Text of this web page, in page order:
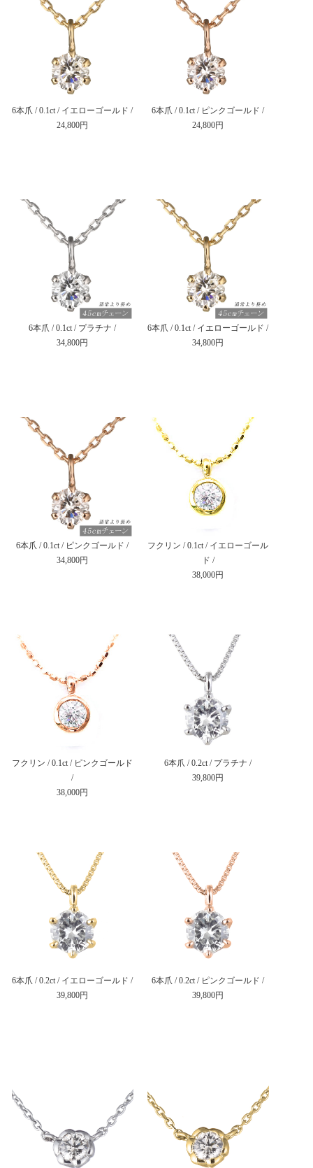
6本爪 / 0.1ct / イエローゴールド /
24,800円
6本爪 / 0.1ct / ピンクゴールド /
24,800円
6本爪 / 0.2ct / プラチナ /
39,800円
6本爪 / 0.2ct / イエローゴールド /
39,800円
6本爪 / 0.2ct / ピンクゴールド /
39,800円
フクリン / 0.1ct / イエローゴール
ド /
38,000円
フクリン / 0.1ct / ピンクゴールド
/
38,000円
6本爪 / 0.1ct / プラチナ /
34,800円
6本爪 / 0.1ct / イエローゴールド /
34,800円
6本爪 / 0.1ct / ピンクゴールド /
34,800円